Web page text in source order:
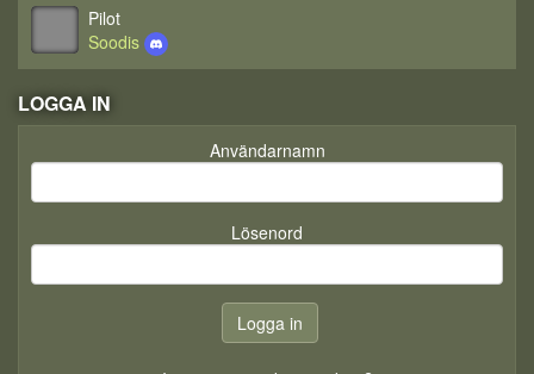
Pilot
Soodis
LOGGA IN
Användarnamn
Lösenord